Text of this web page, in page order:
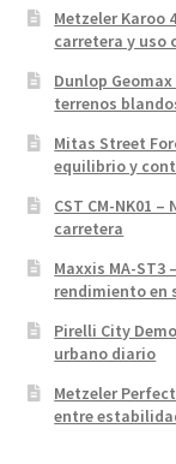
Metzeler Karoo
carretera y uso
Dunlop
terrenos
Mitas Street
equilibrio y
CST CM-NK01
carretera
Maxxis MA-
rendimiento en
Pirelli City
urbano diario
Metzeler
entre